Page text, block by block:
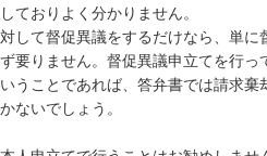
ておりよく分かりません。
して督促異議をするだけなら、単
要りません。督促異議申立てを行
うことであれば、答弁書では請求
ないでしょう。